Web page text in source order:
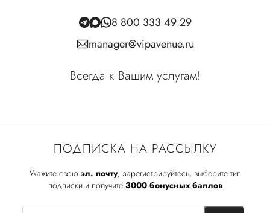
ПОДПИСКА НА РАССЫЛКУ
Укажите свою эл. почту, зарегистрируйтесь, выберите тип
подписки и получите 3000 бонусных баллов
8 800 333 49 29
manager@vipavenue.ru
Всегда к Вашим услугам!